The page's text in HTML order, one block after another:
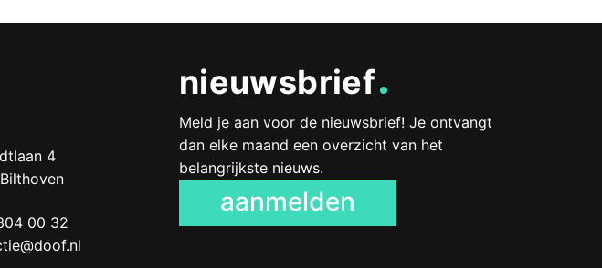
4
Bilthoven
00 32
nieuwsbrief
Meld je aan voor de nieuwsbrief! Je ontvangt
dan elke maand een overzicht van het
belangrijkste nieuws.
aanmelden